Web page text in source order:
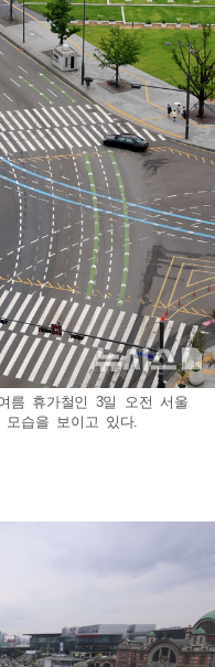
름 휴가철인 3일 오전 서울
습을 보이고 있다.